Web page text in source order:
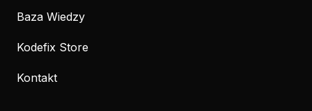
Baza Wiedzy
Kodefix Store
Kontakt